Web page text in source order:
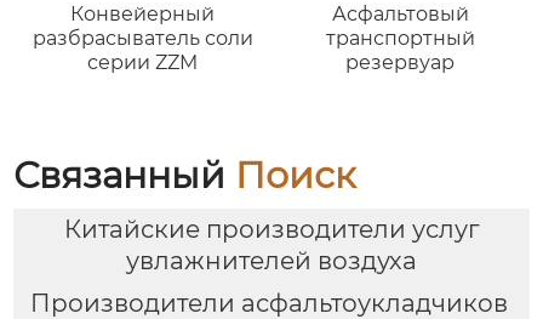
Конвейерный
разбрасыватель соли
серии ZZM
Асфальтовый
транспортный
резервуар
Связанный Поиск
Китайские производители услуг
увлажнителей воздуха
Производители асфальтоукладчиков